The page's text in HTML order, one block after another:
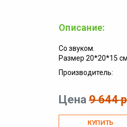
Описание:
Со звуком.
Размер 20*20*15 см.
Производитель:
Цена 9 644